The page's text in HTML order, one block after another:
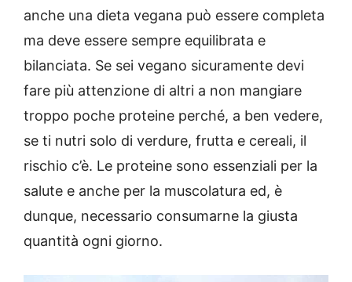
anche una dieta vegana può essere completa
ma deve essere sempre equilibrata e
bilanciata. Se sei vegano sicuramente devi
fare più attenzione di altri a non mangiare
troppo poche proteine perché, a ben vedere,
se ti nutri solo di verdure, frutta e cereali, il
rischio c’è. Le proteine sono essenziali per la
salute e anche per la muscolatura ed, è
dunque, necessario consumarne la giusta
quantità ogni giorno.